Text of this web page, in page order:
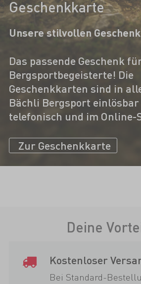
Geschenkkarte
Unsere stilvollen
Das passende Geschenk
Bergsportbegeisterte! Die
Geschenkkarten sind in
Bächli Bergsport einlösbar
telefonisch und im Online-
Zur Geschenkkarte
Deine
Kostenloser
Bei Standard-